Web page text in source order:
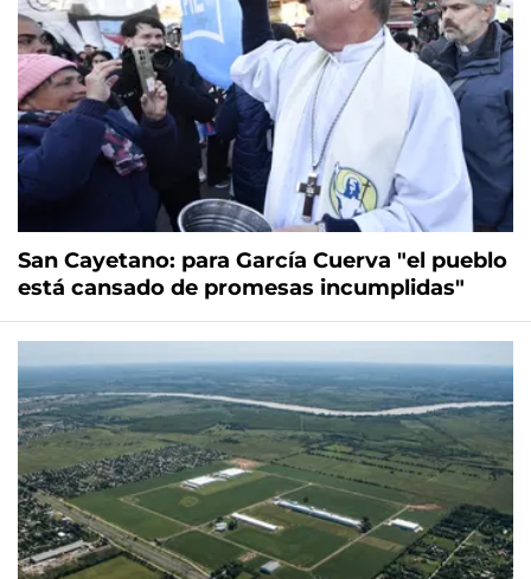
San Cayetano: para García Cuerva "el pueblo
está cansado de promesas incumplidas"